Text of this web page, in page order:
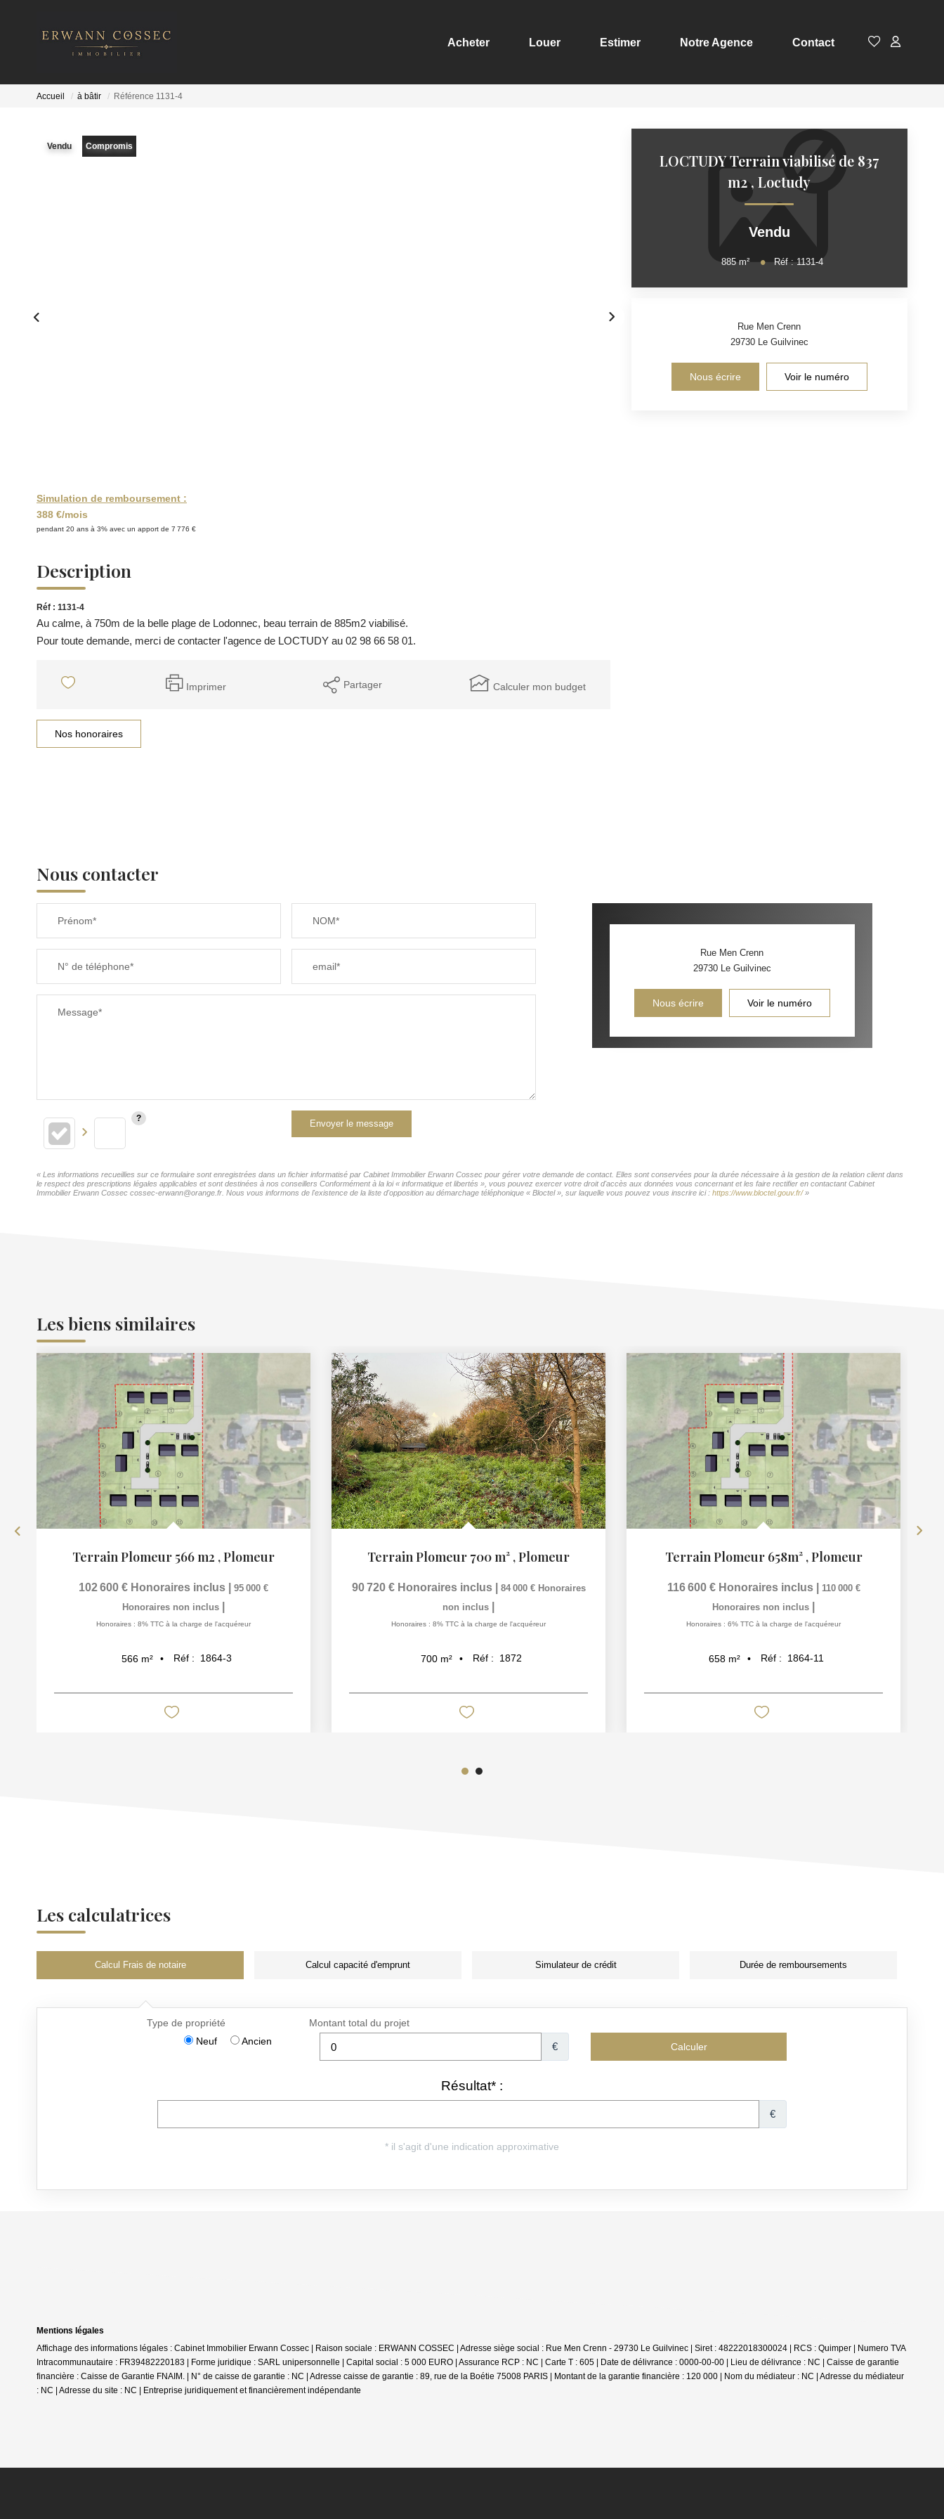
Acheter Louer Estimer Notre Agence Contact
Accueil à bâtir Référence 1131-4
Vendu Compromis
Simulation de remboursement :
388 €/mois
pendant 20 ans à 3% avec un apport de 7 776 €
Description
Réf : 1131-4
Au calme, à 750m de la belle plage de Lodonnec, beau terrain de 885m2 viabilisé.
Pour toute demande, merci de contacter l'agence de LOCTUDY au 02 98 66 58 01.
Imprimer Partager Calculer mon budget
Nos honoraires
LOCTUDY Terrain viabilisé de 837
m2,Loctudy
Vendu
885m² Réf :1131-4
Rue Men Crenn
29730 Le Guilvinec
Nous écrire Voir le numéro
Nous contacter
Prénom* NOM*
N° de téléphone* email*
Message*
Envoyer le message
Rue Men Crenn
29730 Le Guilvinec
Nous écrire Voir le numéro
« Les informations recueillies sur ce formulaire sont enregistrées dans un fichier informatisé par Cabinet Immobilier Erwann Cossec pour gérer votre demande de contact. Elles sont conservées pour la durée nécessaire à la gestion de la relation client dans
le respect des prescriptions légales applicables et sont destinées à nos conseillers Conformément à la loi « informatique et libertés », vous pouvez exercer votre droit d'accès aux données vous concernant et les faire rectifier en contactant Cabinet
Immobilier Erwann Cossec cossec-erwann@orange.fr. Nous vous informons de l'existence de la liste d'opposition au démarchage téléphonique « Bloctel », sur laquelle vous pouvez vous inscrire ici : https://www.bloctel.gouv.fr/»
Les biens similaires
Terrain Plomeur 566 m2 ,Plomeur
102 600 € Honoraires inclus
95 000 €
Honoraires non inclus
Honoraires : 8% TTC à la charge de l'acquéreur
566 m² Réf : 1864-3
Terrain Plomeur 700 m² ,Plomeur
90 720 € Honoraires inclus 84 000 € Honoraires
non inclus
Honoraires : 8% TTC à la charge de l'acquéreur
700 m² Réf : 1872
Terrain Plomeur 658m² ,Plomeur
116 600 € Honoraires inclus
110 000 €
Honoraires non inclus
Honoraires : 6% TTC à la charge de l'acquéreur
658 m² Réf : 1864-11
Les calculatrices
Calcul Frais de notaire Calcul capacité d'emprunt Simulateur de crédit Durée de remboursements
Mentions légales
Affichage des informations légales : Cabinet Immobilier Erwann Cossec | Raison sociale : ERWANN COSSEC | Adresse siège social : Rue Men Crenn - 29730 Le Guilvinec | Siret : 48222018300024 | RCS : Quimper | Numero TVA
Intracommunautaire : FR39482220183 | Forme juridique : SARL unipersonnelle | Capital social : 5 000 EURO | Assurance RCP : NC | Carte T : 605 | Date de délivrance : 0000-00-00 | Lieu de délivrance : NC | Caisse de garantie
financière : Caisse de Garantie FNAIM. | N° de caisse de garantie : NC | Adresse caisse de garantie : 89, rue de la Boétie 75008 PARIS | Montant de la garantie financière : 120 000 | Nom du médiateur : NC | Adresse du médiateur
: NC | Adresse du site : NC |
Entreprise juridiquement et financièrement indépendante